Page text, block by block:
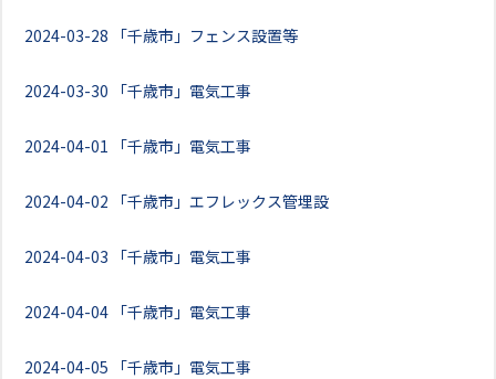
2024-03-28 「千歳市」フェンス設置等
2024-03-30 「千歳市」電気工事
2024-04-01 「千歳市」電気工事
2024-04-02 「千歳市」エフレックス管埋設
2024-04-03 「千歳市」電気工事
2024-04-04 「千歳市」電気工事
2024-04-05 「千歳市」電気工事